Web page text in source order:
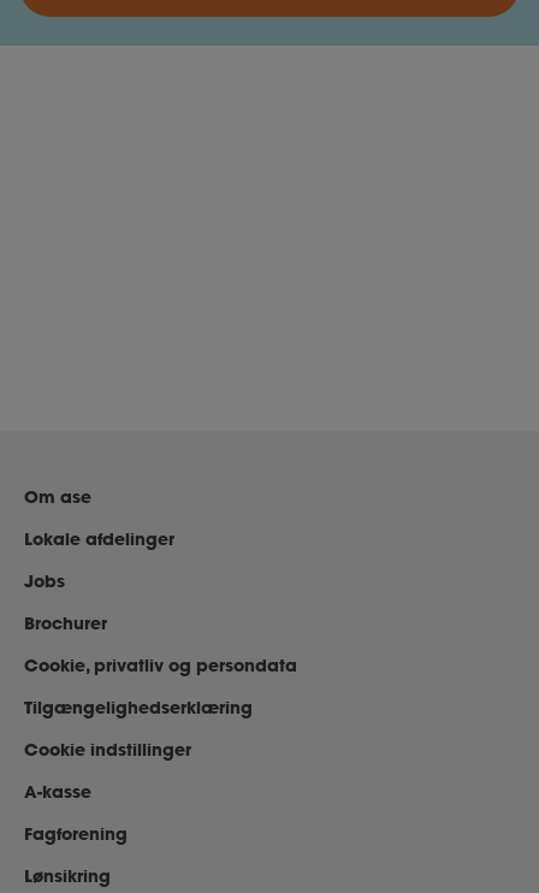
Om ase
Lokale afdelinger
Jobs
Brochurer
Cookie, privatliv og persondata
Tilgængelighedserklæring
Cookie indstillinger
A-kasse
Fagforening
Lønsikring